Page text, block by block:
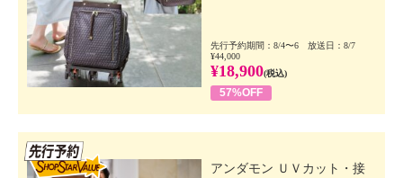
先行予約期間：8/4〜6 放送日：8/7
¥44,000
¥18,900(税込)
57%OFF
アンダモン ＵＶカット・接